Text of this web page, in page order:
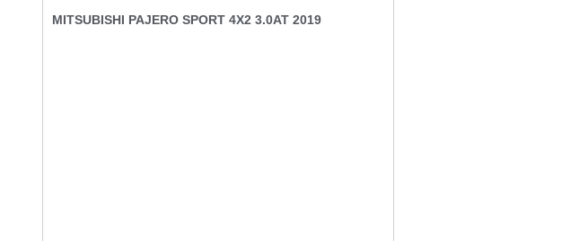
MITSUBISHI PAJERO SPORT 4X2 3.0AT 2019